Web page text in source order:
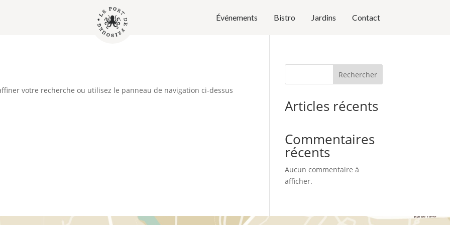
Événements Bistro Jardins Contact
votre recherche ou utilisez le panneau de navigation ci-dessus
Rechercher
Articles récents
Commentaires
récents
Aucun commentaire à
afficher.